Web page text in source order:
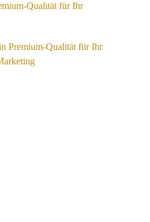
Qualität für Ihr